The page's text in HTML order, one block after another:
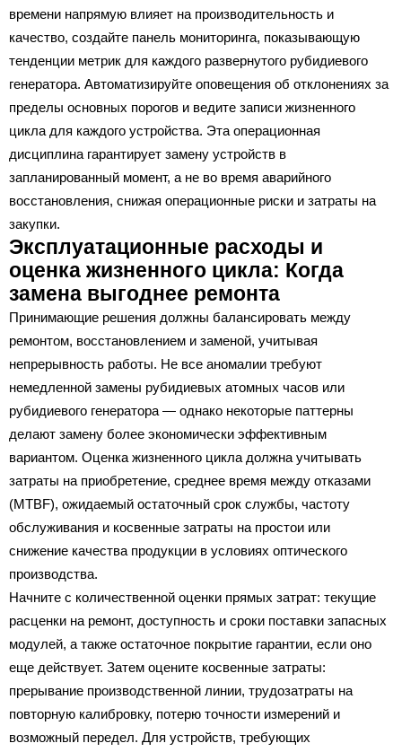
времени напрямую влияет на производительность и
качество, создайте панель мониторинга, показывающую
тенденции метрик для каждого развернутого рубидиевого
генератора. Автоматизируйте оповещения об отклонениях за
пределы основных порогов и ведите записи жизненного
цикла для каждого устройства. Эта операционная
дисциплина гарантирует замену устройств в
запланированный момент, а не во время аварийного
восстановления, снижая операционные риски и затраты на
закупки.
Эксплуатационные расходы и
оценка жизненного цикла: Когда
замена выгоднее ремонта
Принимающие решения должны балансировать между
ремонтом, восстановлением и заменой, учитывая
непрерывность работы. Не все аномалии требуют
немедленной замены рубидиевых атомных часов или
рубидиевого генератора — однако некоторые паттерны
делают замену более экономически эффективным
вариантом. Оценка жизненного цикла должна учитывать
затраты на приобретение, среднее время между отказами
(MTBF), ожидаемый остаточный срок службы, частоту
обслуживания и косвенные затраты на простои или
снижение качества продукции в условиях оптического
производства.
Начните с количественной оценки прямых затрат: текущие
расценки на ремонт, доступность и сроки поставки запасных
модулей, а также остаточное покрытие гарантии, если оно
еще действует. Затем оцените косвенные затраты:
прерывание производственной линии, трудозатраты на
повторную калибровку, потерю точности измерений и
возможный передел. Для устройств, требующих